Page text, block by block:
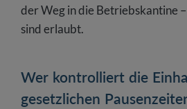
der Weg in die Betriebskantine
sind erlaubt.
Wer kontrolliert die
gesetzlichen